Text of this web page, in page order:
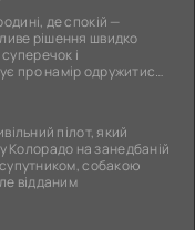
де спокій —
рішення швидко
і
про намір одружитися,
пілот, який
Колорадо на занедбаній
супутником, собакою
відданим